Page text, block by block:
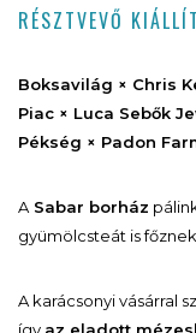
RÉSZTVEVŐ
Boksavilág × Chris
Piac × Luca Sebők
Pékség × Padon
A Sabar borház
gyümölcsteát is
A karácsonyi vásárral